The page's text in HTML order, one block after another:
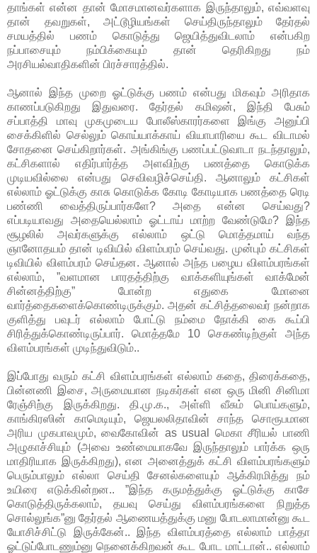
தாங்கள் என்ன தான் மோசமானவர்களாக இருந்தாலும், எவ்வளவு
தான் தவறுகள், அட்டூழியங்கள் செய்திருந்தாலும் தேர்தல்
சமயத்தில் பணம் கொடுத்து ஜெயித்துவிடலாம் என்பகிற
நப்பாசையும் நம்பிக்கையும் தான் தெரிகிறது நம்
அரசியல்வாதிகளின் பிரச்சாரத்தில்.
ஆனால் இந்த முறை ஓட்டுக்கு பணம் என்பது மிகவும் அரிதாக
காணப்படுகிறது இதுவரை. தேர்தல் கமிஷன், இந்தி பேசும்
சப்பாத்தி மாவு முகமுடைய போலீஸ்காரர்களை இங்கு அனுப்பி
சைக்கிளில் செல்லும் கொய்யாக்காய் வியாபாரியை கூட விடாமல்
சோதனை செய்கிறார்கள். அங்கிங்கு பணப்பட்டுவாடா நடந்தாலும்,
கட்சிகளால் எதிர்பார்த்த அளவிற்கு பணத்தை கொடுக்க
முடியவில்லை என்பது செவிவழிச்செய்தி. ஆனாலும் கட்சிகள்
எல்லாம் ஓட்டுக்கு காசு கொடுக்க கோடி கோடியாக பணத்தை ரெடி
பண்ணி வைத்திருப்பார்களே? அதை என்ன செய்வது?
எப்படியாவது அதையெல்லாம் ஓட்டாய் மாற்ற வேண்டுமே? இந்த
சூழலில் அவர்களுக்கு எல்லாம் ஒட்டு மொத்தமாய் வந்த
ஞானோதயம் தான் டிவியில் விளம்பரம் செய்வது. முன்பும் கட்சிகள்
டிவியில் விளம்பரம் செய்தன. ஆனால் அந்த பழைய விளம்பரங்கள்
எல்லாம், ”வளமான பாரதத்திற்கு வாக்களியுங்கள் வாக்மேன்
சின்னத்திற்கு” போன்ற எதுகை மோனை
வார்த்தைகளைக்கொண்டிருக்கும். அதன் கட்சித்தலைவர் நன்றாக
குளித்து பவுடர் எல்லாம் போட்டு நம்மை நோக்கி கை கூப்பி
சிரித்துக்கொண்டிருப்பார். மொத்தமே 10 செகண்டிற்குள் அந்த
விளம்பரங்கள் முடிந்துவிடும்..
இப்போது வரும் கட்சி விளம்பரங்கள் எல்லாம் கதை, திரைக்கதை,
பின்னணி இசை, அருமையான நடிகர்கள் என ஒரு மினி சினிமா
ரேஞ்சிற்கு இருக்கிறது. தி.மு.க., அள்ளி வீசும் பொய்களும்,
காங்கிரஸின் காமெடியும், ஜெயலலிதாவின் சாந்த சொரூபமான
அரிய முகபாவமும், வைகோவின் as usual மெகா சீரியல் பாணி
அழுகாச்சியும் (அவை உண்மையாகவே இருந்தாலும் பார்க்க ஒரு
மாதிரியாக இருக்கிறது), என அனைத்துக் கட்சி விளம்பரங்களும்
பெரும்பாலும் எல்லா செய்தி சேனல்களையும் ஆக்கிரமித்து நம்
உயிரை எடுக்கின்றன.. ”இந்த கருமத்துக்கு ஓட்டுக்கு காசே
கொடுத்திருக்கலாம், தயவு செய்து விளம்பரங்களை நிறுத்த
சொல்லுங்க”னு தேர்தல் ஆணையத்துக்கு மனு போடலாமான்னு கூட
யோசிச்சிட்டு இருக்கேன்.. இந்த விளம்பரத்தை எல்லாம் பாத்தா
ஓட்டுப்போடணும்னு நெனைக்கிறவன் கூட போட மாட்டான்.. எல்லாம்